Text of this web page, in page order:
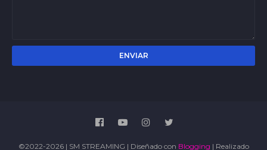
©2022-2026 | SM STREAMING | Diseñado con Blogging | Realizado